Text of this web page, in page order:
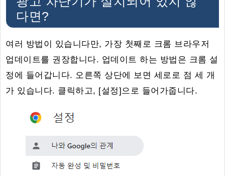
다면?
여러 방법이 있습니다만, 가장 첫째로 크롬 브라우저
업데이트를 권장합니다. 업데이트 하는 방법은 크롬 설
정에 들어갑니다. 오른쪽 상단에 보면 세로로 점 세 개
가 있습니다. 클릭하고, [설정]으로 들어가줍니다.